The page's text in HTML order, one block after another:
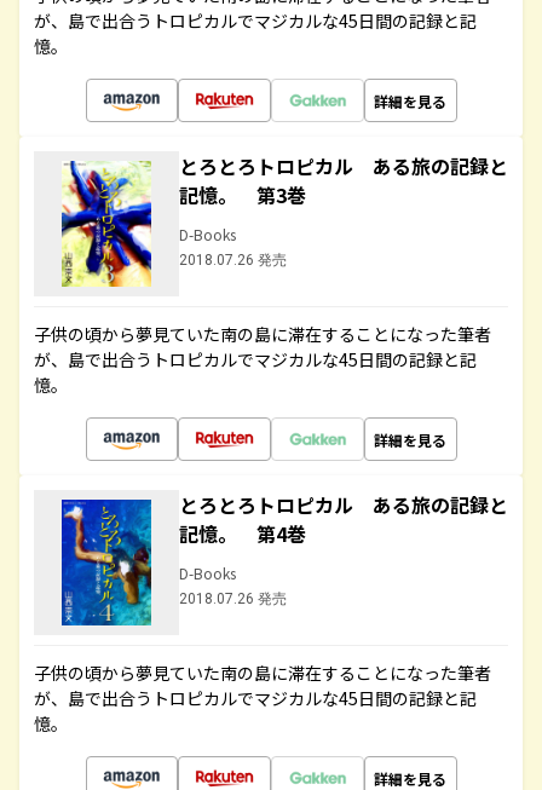
が、島で出合うトロピカルでマジカルな45日間の記録と記
憶。
詳細を見る
とろとろトロピカル ある旅の記録と
記憶。 第3巻
D-Books
2018.07.26 発売
子供の頃から夢見ていた南の島に滞在することになった筆者
が、島で出合うトロピカルでマジカルな45日間の記録と記
憶。
詳細を見る
とろとろトロピカル ある旅の記録と
記憶。 第4巻
D-Books
2018.07.26 発売
子供の頃から夢見ていた南の島に滞在することになった筆者
が、島で出合うトロピカルでマジカルな45日間の記録と記
憶。
詳細を見る